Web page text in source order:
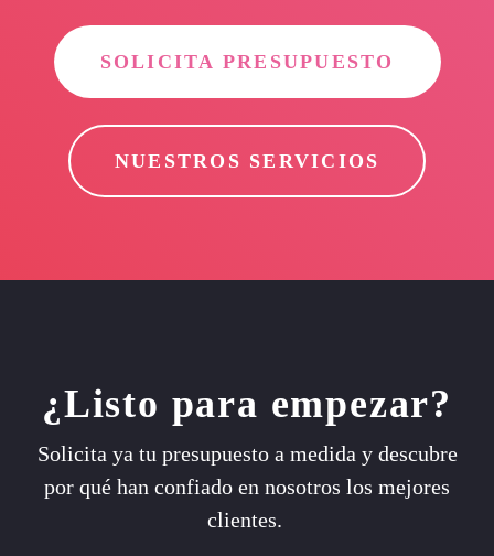
SOLICITA PRESUPUESTO
NUESTROS SERVICIOS
¿Listo para empezar?
Solicita ya tu presupuesto a medida y descubre
por qué han confiado en nosotros los mejores
clientes.